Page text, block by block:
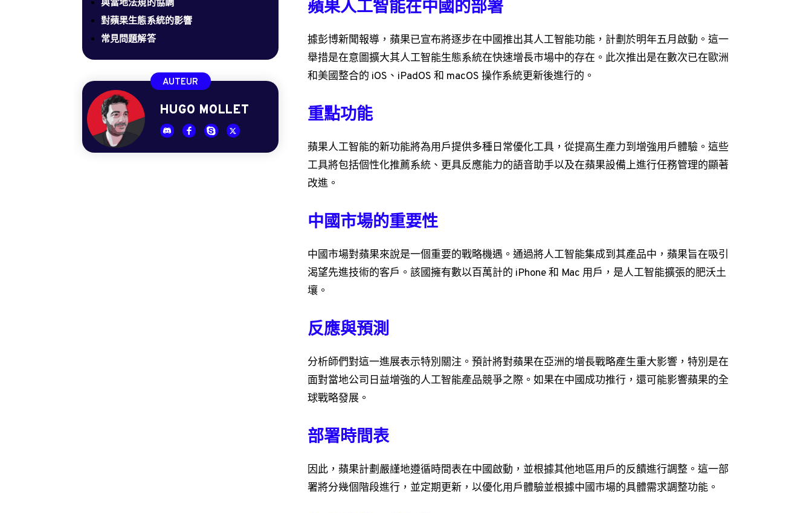
與當地法規的協調
對蘋果生態系統的影響
常見問題解答
AUTEUR
HUGO MOLLET
蘋果人工智能在中國的部署
據彭博新聞報導，蘋果已宣布將逐步在中國推出其人工智能功能，計劃於明年五月啟動。這一
舉措是在意圖擴大其人工智能生態系統在快速增長市場中的存在。此次推出是在數次已在歐洲
和美國整合的 iOS、iPadOS 和 macOS 操作系統更新後進行的。
重點功能
蘋果人工智能的新功能將為用戶提供多種日常優化工具，從提高生產力到增強用戶體驗。這些
工具將包括個性化推薦系統、更具反應能力的語音助手以及在蘋果設備上進行任務管理的顯著
改進。
中國市場的重要性
中國市場對蘋果來說是一個重要的戰略機遇。通過將人工智能集成到其產品中，蘋果旨在吸引
渴望先進技術的客戶。該國擁有數以百萬計的 iPhone 和 Mac 用戶，是人工智能擴張的肥沃土
壤。
反應與預測
分析師們對這一進展表示特別關注。預計將對蘋果在亞洲的增長戰略產生重大影響，特別是在
面對當地公司日益增強的人工智能產品競爭之際。如果在中國成功推行，還可能影響蘋果的全
球戰略發展。
部署時間表
因此，蘋果計劃嚴謹地遵循時間表在中國啟動，並根據其他地區用戶的反饋進行調整。這一部
署將分幾個階段進行，並定期更新，以優化用戶體驗並根據中國市場的具體需求調整功能。